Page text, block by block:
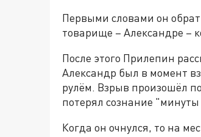
Первыми словами он
товарище – Александре –
После этого Прилепин
Александр был в момент
рулём. Взрыв произошёл
потерял сознание
Когда он очнулся, то на